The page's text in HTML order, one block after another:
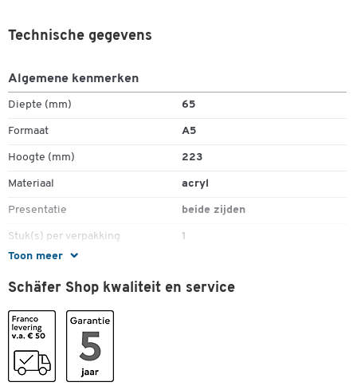
Toon meer
Technische gegevens
Algemene kenmerken
Diepte (mm) 65
Formaat A5
Hoogte (mm) 223
Materiaal acryl
Presentatie beide zijden
Stuk(s) per verpakking 1
Vorm
Breedte (mm)
Schäfer Shop kwaliteit en service